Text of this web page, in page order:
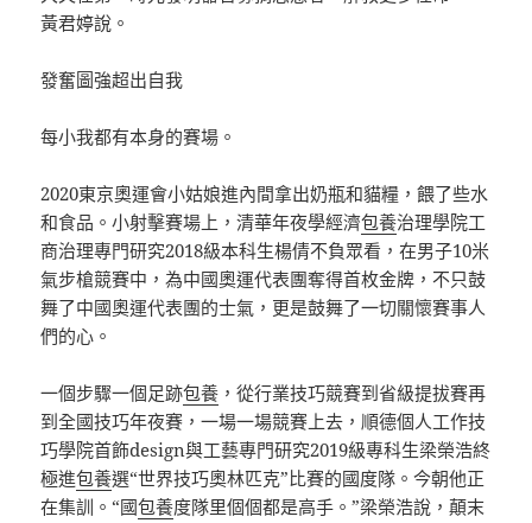
黃君婷說。
發奮圖強超出自我
每小我都有本身的賽場。
2020東京奧運會小姑娘進內間拿出奶瓶和貓糧，餵了些水
和食品。小射擊賽場上，清華年夜學經濟包養治理學院工
商治理專門研究2018級本科生楊倩不負眾看，在男子10米
氣步槍競賽中，為中國奧運代表團奪得首枚金牌，不只鼓
舞了中國奧運代表團的士氣，更是鼓舞了一切關懷賽事人
們的心。
一個步驟一個足跡包養 ，從行業技巧競賽到省級提拔賽再
到全國技巧年夜賽，一場一場競賽上去，順德個人工作技
巧學院首飾design與工藝專門研究2019級專科生梁榮浩終
極進包養選“世界技巧奧林匹克”比賽的國度隊。今朝他正
在集訓。“國包養度隊里個個都是高手。”梁榮浩說，顛末